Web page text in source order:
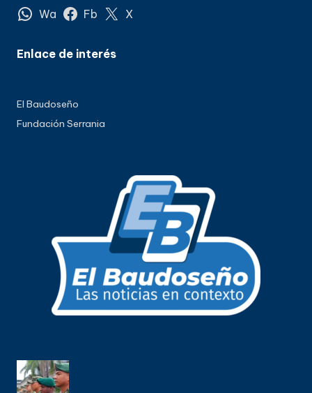
Wa Fb X
Enlace de interés
El Baudoseño
Fundación Serrania